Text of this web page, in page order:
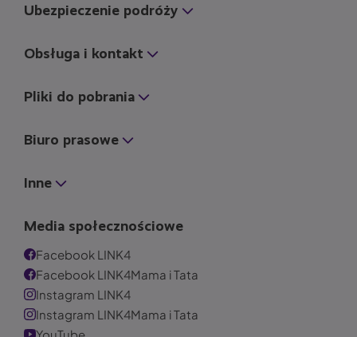
Ubezpieczenie podróży
Obsługa i kontakt
Pliki do pobrania
Biuro prasowe
Inne
Media społecznościowe
Facebook LINK4
Facebook LINK4Mama i Tata
Instagram LINK4
Instagram LINK4Mama i Tata